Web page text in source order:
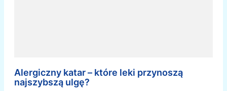
Alergiczny katar – które leki przynoszą
najszybszą ulgę?